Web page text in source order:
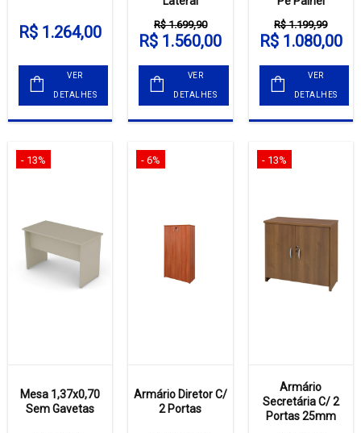
R$ 1.264,00
VER
DETALHES
R$ 1.699,90
R$ 1.560,00
VER
DETALHES
R$ 1.199,99
R$ 1.080,00
VER
DETALHES
- 13%
Mesa 1,37x0,70
Sem Gavetas
- 6%
Armário Diretor C/
2 Portas
- 13%
Armário
Secretária C/ 2
Portas 25mm